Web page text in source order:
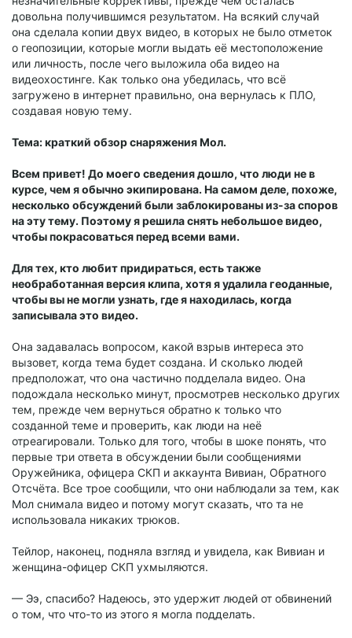
довольна получившимся результатом. На всякий случай
она сделала копии двух видео, в которых не было отметок
о геопозиции, которые могли выдать её местоположение
или личность, после чего выложила оба видео на
видеохостинге. Как только она убедилась, что всё
загружено в интернет правильно, она вернулась к ПЛО,
создавая новую тему.
Тема: краткий обзор снаряжения Мол.
Всем привет! До моего сведения дошло, что люди не в
курсе, чем я обычно экипирована. На самом деле, похоже,
несколько обсуждений были заблокированы из-за споров
на эту тему. Поэтому я решила снять небольшое видео,
чтобы покрасоваться перед всеми вами.
Для тех, кто любит придираться, есть также
необработанная версия клипа, хотя я удалила геоданные,
чтобы вы не могли узнать, где я находилась, когда
записывала это видео.
Она задавалась вопросом, какой взрыв интереса это
вызовет, когда тема будет создана. И сколько людей
предположат, что она частично подделала видео. Она
подождала несколько минут, просмотрев несколько других
тем, прежде чем вернуться обратно к только что
созданной теме и проверить, как люди на неё
отреагировали. Только для того, чтобы в шоке понять, что
первые три ответа в обсуждении были сообщениями
Оружейника, офицера СКП и аккаунта Вивиан, Обратного
Отсчёта. Все трое сообщили, что они наблюдали за тем, как
Мол снимала видео и потому могут сказать, что та не
использовала никаких трюков.
Тейлор, наконец, подняла взгляд и увидела, как Вивиан и
женщина-офицер СКП ухмыляются.
— Ээ, спасибо? Надеюсь, это удержит людей от обвинений
о том, что что-то из этого я могла подделать.